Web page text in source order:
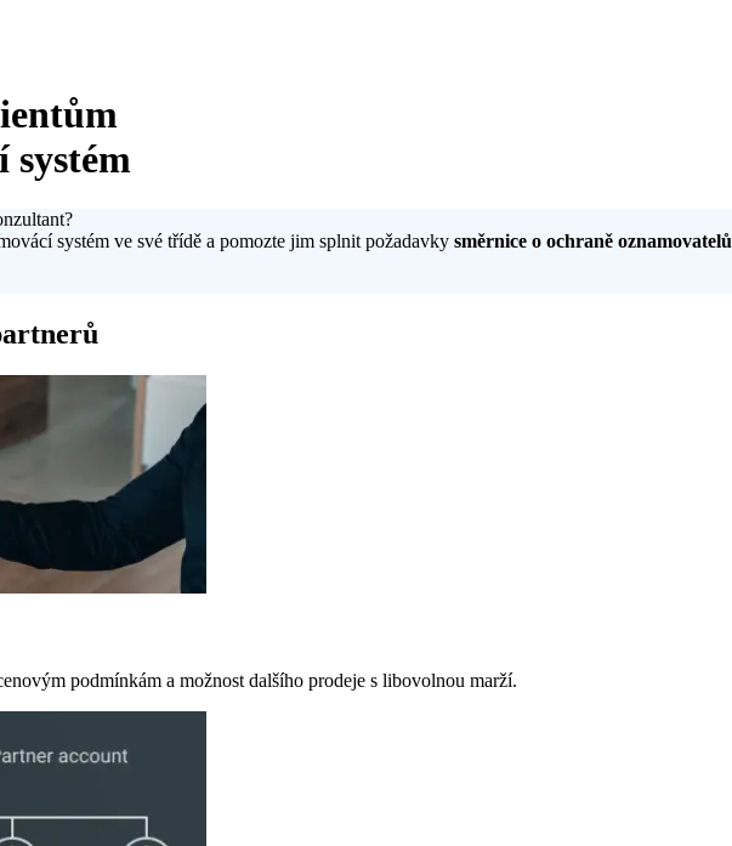
systém
systém ve své třídě a pomozte jim splnit požadavky směrnice o ochraně oznamovatelů
podmínkám a možnost dalšího prodeje s libovolnou marží.